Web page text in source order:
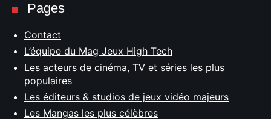
Pages
Contact
L’équipe du Mag Jeux High Tech
Les acteurs de cinéma, TV et séries les plus
populaires
Les éditeurs & studios de jeux vidéo majeurs
Les Mangas les plus célèbres